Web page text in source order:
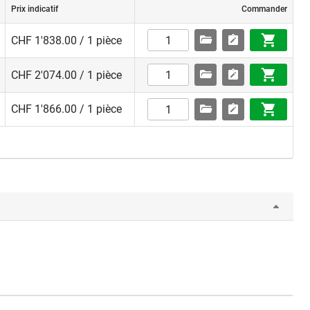
Prix indicatif Commander
CHF 1'838.00 / 1 pièce
CHF 2'074.00 / 1 pièce
CHF 1'866.00 / 1 pièce